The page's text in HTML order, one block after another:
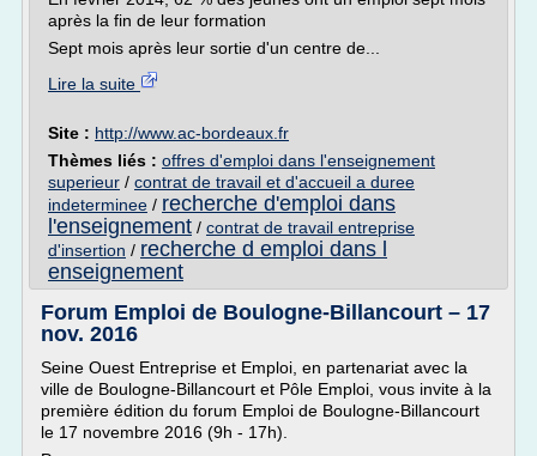
après la fin de leur formation
Sept mois après leur sortie d'un centre de...
Lire la suite
Site : http://www.ac-bordeaux.fr
Thèmes liés : offres d'emploi dans l'enseignement
superieur / contrat de travail et d'accueil a duree
indeterminee / recherche d'emploi dans
l'enseignement / contrat de travail entreprise
d'insertion / recherche d emploi dans l
enseignement
Forum Emploi de Boulogne-Billancourt – 17
nov. 2016
Seine Ouest Entreprise et Emploi, en partenariat avec la
ville de Boulogne-Billancourt et Pôle Emploi, vous invite à la
première édition du forum Emploi de Boulogne-Billancourt
le 17 novembre 2016 (9h - 17h).